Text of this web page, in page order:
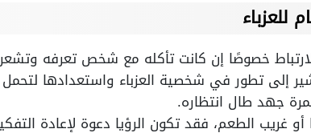
للعزباء
خصوصًا إن كانت تأكله مع شخص تعرفه وتشعر
إلى تطور في شخصية العزباء واستعدادها
جهد طال انتظاره.
أو غريب الطعم، فقد تكون الرؤيا دعوة لإعادة